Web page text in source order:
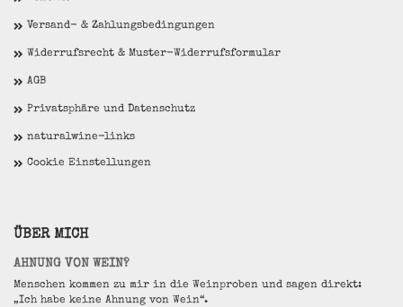
Versand- & Zahlungsbedingungen
Widerrufsrecht & Muster-Widerrufsformular
AGB
Privatsphäre und Datenschutz
naturalwine-links
Cookie Einstellungen
ÜBER MICH
AHNUNG VON WEIN?
Menschen kommen zu mir in die Weinproben und sagen direkt:
„Ich habe keine Ahnung von Wein“.